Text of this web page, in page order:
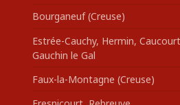
Bourganeuf (Creuse)
Estrée-Cauchy, Hermin,
Gauchin le Gal
Faux-la-Montagne (Creuse)